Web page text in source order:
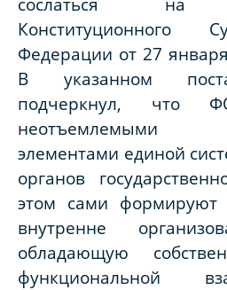
Конституционного
Федерации от 27
В указанном
подчеркнул, что
неотъемлемыми
элементами единой
органов
этом сами формируют
внутренне
обладающую
функциональной